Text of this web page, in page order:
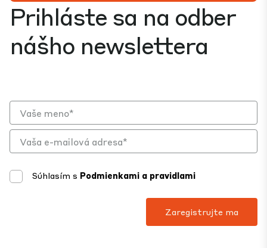
Prihláste sa na odber
nášho newslettera
Súhlasím s Podmienkami a pravidlami